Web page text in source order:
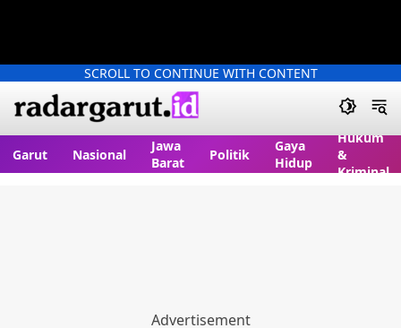
SCROLL TO CONTINUE WITH CONTENT
Garut Nasional
Jawa
Barat
Politik
Gaya
Hidup
Hukum
&
Kriminal